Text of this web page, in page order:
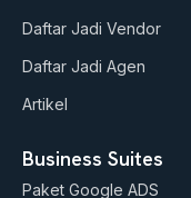
a
k
Daftar Jadi Vendor
Daftar Jadi Agen
Artikel
Business Suites
Paket Google ADS